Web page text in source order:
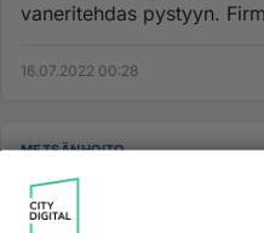
vaneritehdas pystyyn.
16.07.2022 00:28
METSÄNHOITO
Avohakkuu - onko sääntöjä...
Hei, kesäpaikkamme